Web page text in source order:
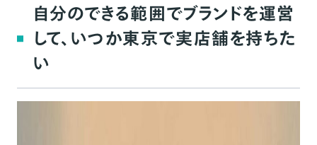
自分のできる範囲でブランドを運営
して、いつか東京で実店舗を持ちた
い